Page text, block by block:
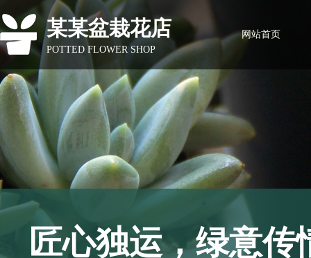
网站首页
匠心独运，绿意传
某某盆栽花店
POTTED FLOWER SHOP